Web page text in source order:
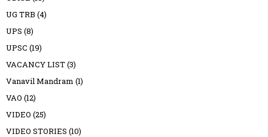
UG TRB (4)
UPS (8)
UPSC (19)
VACANCY LIST(3)
Vanavil Mandram (1)
VAO (12)
VIDEO (25)
VIDEO STORIES (10)